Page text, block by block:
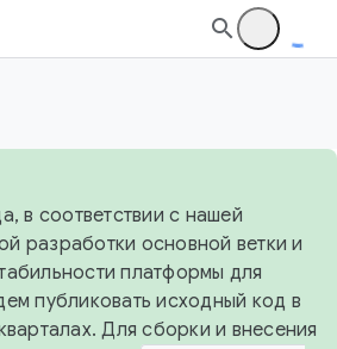
в соответствии с нашей
разработки основной ветки и
платформы для
публиковать исходный код в
Для сборки и внесения